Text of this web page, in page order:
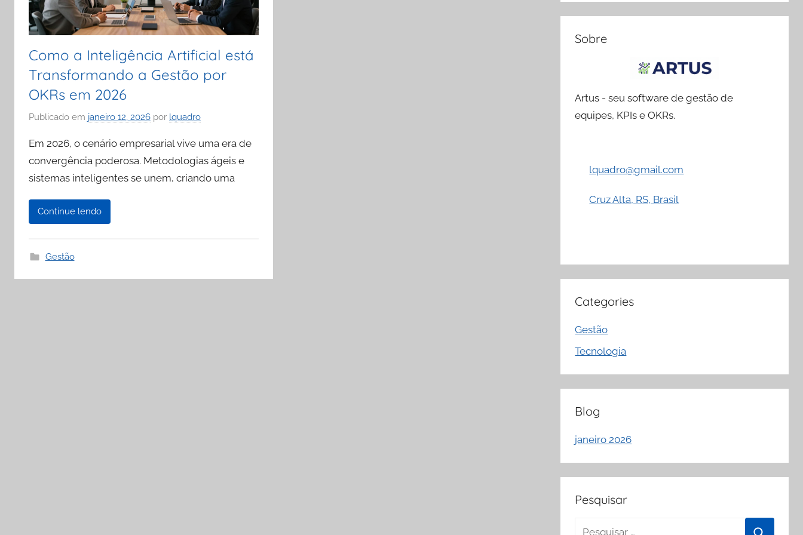
Como a Inteligência Artificial está
Transformando a Gestão por
OKRs em 2026
Publicado em janeiro 12, 2026 por lquadro
Em 2026, o cenário empresarial vive uma era de
convergência poderosa. Metodologias ágeis e
sistemas inteligentes se unem, criando uma
Continue lendo
Gestão
Sobre
Artus - seu software de gestão de
equipes, KPIs e OKRs.
lquadro@gmail.com
Cruz Alta, RS, Brasil
Categories
Gestão
Tecnologia
Blog
janeiro 2026
Pesquisar
Pesquisar